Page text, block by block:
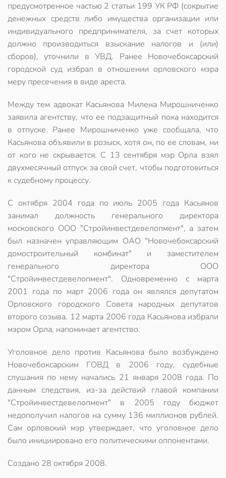
предусмотренное частью 2 статьи 199 УК РФ (cокрытие
денежных средств либо имущества организации или
индивидуального предпринимателя, за счет которых
должно производиться взыскание налогов и (или)
сборов), уточнили в УВД. Ранее Новочебоксарский
городской суд избрал в отношении орловского мэра
меру пресечения в виде ареста.
Между тем адвокат Касьянова Милена Мирошниченко
заявила агентству, что ее подзащитный пока находится
в отпуске. Ранее Мирошниченко уже сообщала, что
Касьянова объявили в розыск, хотя он, по ее словам, ни
от кого не скрывается. С 13 сентября мэр Орла взял
двухмесячный отпуск за свой счет, чтобы подготовиться
к судебному процессу.
С октября 2004 года по июль 2005 года Касьянов
занимал должность генерального директора
московского ООО "Стройинвестдевелопмент", а затем
был назначен управляющим ОАО "Новочебоксарский
домостроительный комбинат" и заместителем
генерального директора ООО
"Стройинвестдевелопмент". Одновременно с марта
2001 года по март 2006 года он являлся депутатом
Орловского городского Совета народных депутатов
второго созыва. 12 марта 2006 года Касьянова избрали
мэром Орла, напоминает агентство.
Уголовное дело против Касьянова было возбуждено
Новочебоксарским ГОВД в 2006 году, судебные
слушания по нему начались 21 января 2008 года. По
данным следствия, из-за действий главой компании
"Стройинвестдевелопмент" в 2005 году бюджет
недополучил налогов на сумму 136 миллионов рублей.
Сам орловский мэр утверждает, что уголовное дело
было инициировано его политическими оппонентами.
Создано 28 октября 2008.